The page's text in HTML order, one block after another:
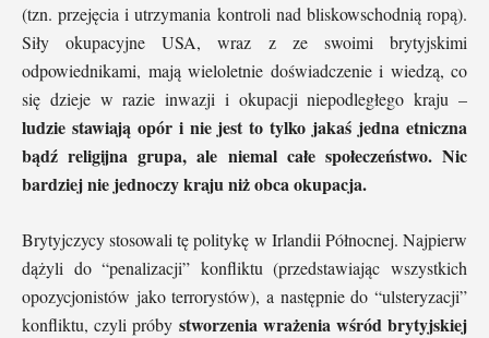
(tzn. przejęcia i utrzymania kontroli nad bliskowschodnią ropą).
Siły okupacyjne USA, wraz z ze swoimi brytyjskimi
odpowiednikami, mają wieloletnie doświadczenie i wiedzą, co
się dzieje w razie inwazji i okupacji niepodległego kraju –
ludzie stawiają opór i nie jest to tylko jakaś jedna etniczna
bądź religijna grupa, ale niemal całe społeczeństwo. Nic
bardziej nie jednoczy kraju niż obca okupacja.
Brytyjczycy stosowali tę politykę w Irlandii Północnej. Najpierw
dążyli do “penalizacji” konfliktu (przedstawiając wszystkich
opozycjonistów jako terrorystów), a następnie do “ulsteryzacji”
konfliktu, czyli próby stworzenia wrażenia wśród brytyjskiej